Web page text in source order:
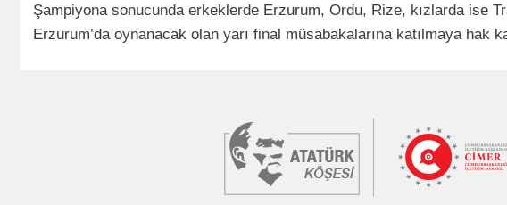
Şampiyona sonucunda erkeklerde Erzurum, Ordu, Rize, kızlarda ise
Erzurum’da oynanacak olan yarı final müsabakalarına katılmaya hak